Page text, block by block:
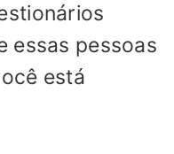
essas pessoas
está